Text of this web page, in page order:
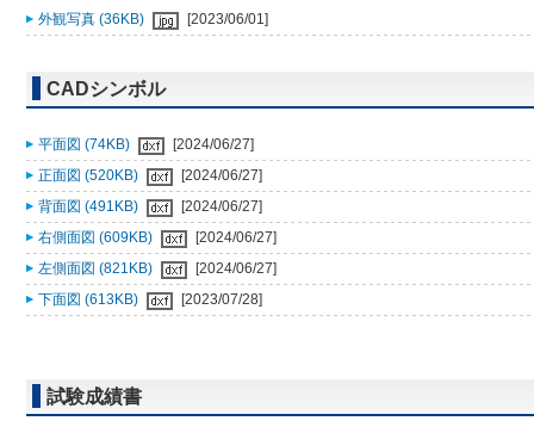
外観写真 (36KB) [2023/06/01]
CADシンボル
平面図 (74KB)
[2024/06/27]
正面図 (520KB)
[2024/06/27]
背面図 (491KB)
[2024/06/27]
右側面図 (609KB)
[2024/06/27]
左側面図 (821KB)
[2024/06/27]
下面図 (613KB)
[2023/07/28]
試験成績書